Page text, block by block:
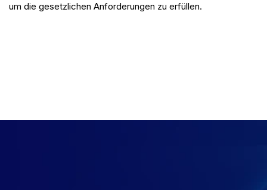
um die gesetzlichen Anforderungen zu erfüllen.